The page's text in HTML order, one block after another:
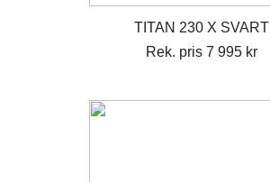
TITAN 230 X SVART
Rek. pris 7 995 kr